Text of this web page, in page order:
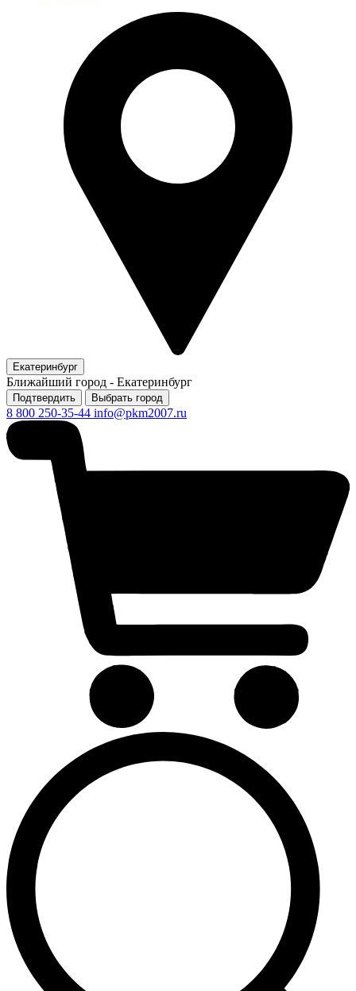
Екатеринбург
Ближайший город - Екатеринбург
Подтвердить Выбрать город
8 800 250-35-44 info@pkm2007.ru